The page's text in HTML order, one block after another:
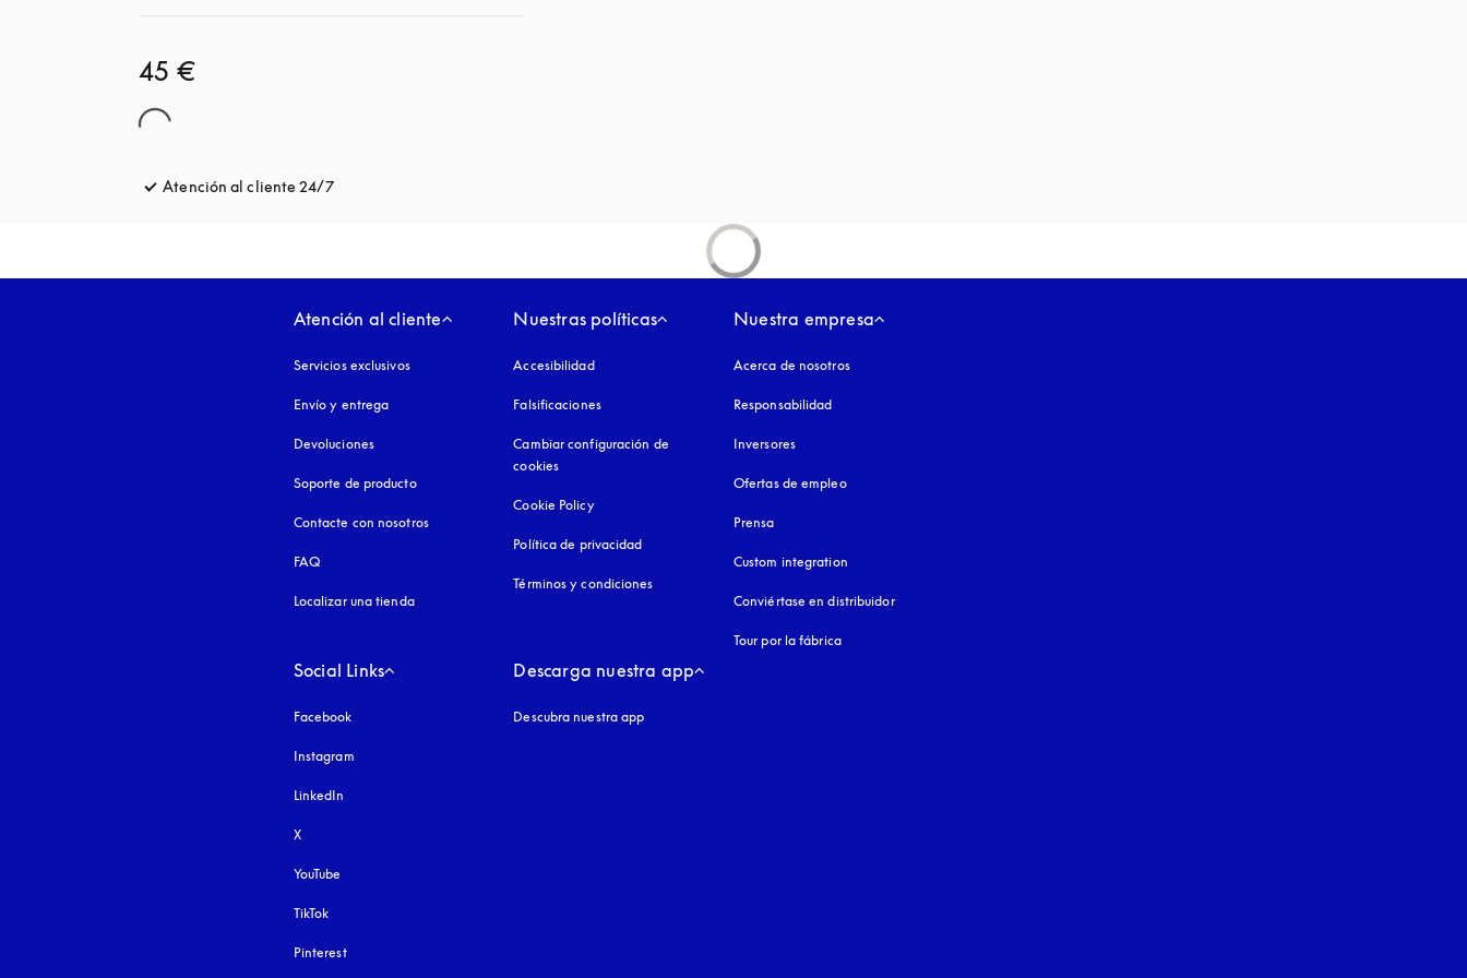
45 €
Atención al cliente 24/7apertura en una pestaña nueva
Atención al cliente
Servicios exclusivos
Envío y entrega
Devoluciones
Soporte de producto
Contacte con nosotros
FAQ
Localizar una tienda
Nuestras políticas
Accesibilidadapertura en una pestaña nueva
Falsificacionesapertura en una pestaña nueva
Cambiar configuración de
cookies
Cookie Policyapertura en una pestaña nueva
Política de privacidad
Términos y condiciones
Nuestra empresa
Acerca de nosotros
Responsabilidad
Inversores
Ofertas de empleo
Prensa
Custom integration
Conviértase en distribuidor
Tour por la fábrica
Social Links
Facebook
Instagram
LinkedIn
X
YouTube
TikTok
Pinterest
Descarga nuestra app
Descubra nuestra app